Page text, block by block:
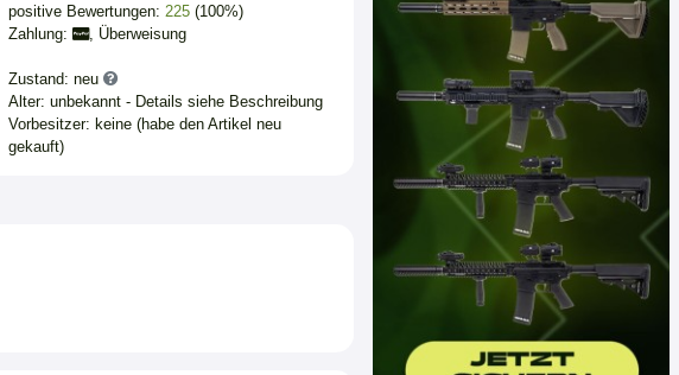
positive Bewertungen: 225(100%)
Zahlung:
, Überweisung
Zustand: neu
Alter: unbekannt - Details siehe Beschreibung
Vorbesitzer: keine (habe den Artikel neu
gekauft)